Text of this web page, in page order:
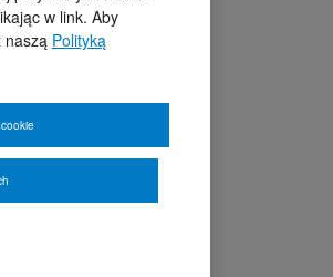
w link. Aby
naszą Polityką